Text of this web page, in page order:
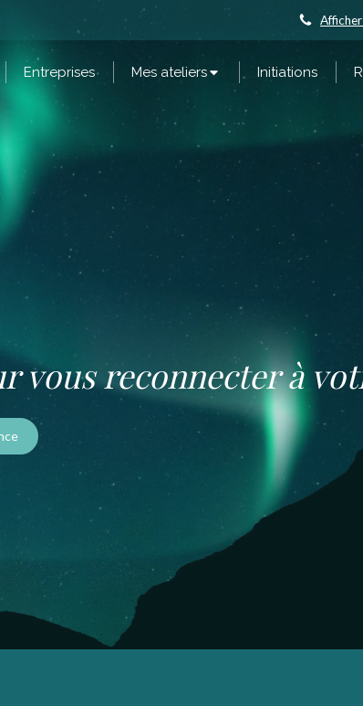
Entreprises Mes ateliers Initiations
vous reconnecter à